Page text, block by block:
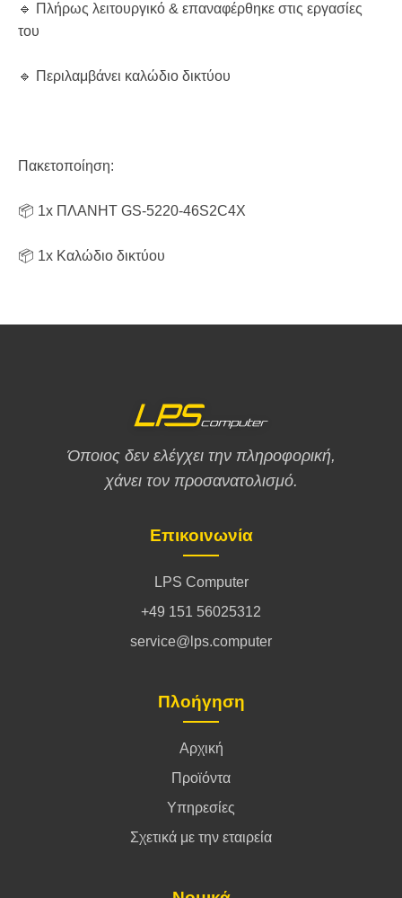
🔹 Πλήρως λειτουργικό & επαναφέρθηκε στις εργασίες
του
🔹 Περιλαμβάνει καλώδιο δικτύου
Πακετοποίηση:
📦 1x ΠΛΑΝΗΤ GS-5220-46S2C4Χ
📦 1x Καλώδιο δικτύου
Όποιος δεν ελέγχει την πληροφορική,
χάνει τον προσανατολισμό.
Επικοινωνία
LPS Computer
+49 151 56025312
service@lps.computer
Πλοήγηση
Αρχική
Προϊόντα
Υπηρεσίες
Σχετικά με την εταιρεία